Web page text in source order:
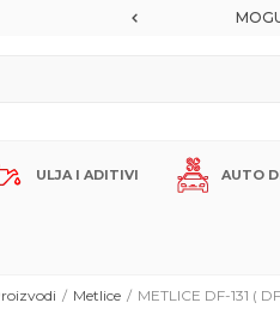
ULJA I ADITIVI AUTO
Metlice METLICE DF-131 (